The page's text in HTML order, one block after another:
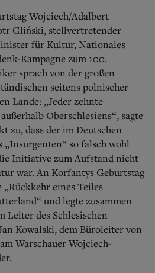
Wojciech/Adalbert
Gliński, stellvertretender
für Kultur, Nationales
Kampagne zum 100.
sprach von der großen
seitens polnischer
Lande: „Jeder zehnte
Oberschlesiens“, sagte
zu, dass der im Deutschen
so falsch wohl
Initiative zum Aufstand nicht
war. An Korfantys Geburtstag
eines Teiles
und legte zusammen
Leiter des Schlesischen
Kowalski, dem Büroleiter von
Warschauer Wojciech-